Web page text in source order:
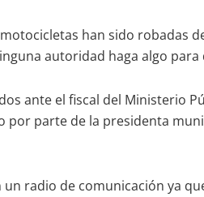
motocicletas han sido
autoridad haga algo
ante el fiscal del Ministerio
parte de la presidenta
radio de comunicación ya